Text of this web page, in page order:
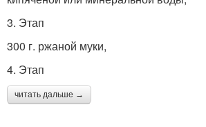
3. Этап
300 г. ржаной муки,
4. Этап
читать дальше →